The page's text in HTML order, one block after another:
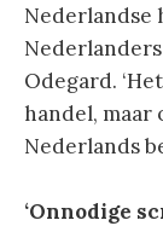
Nederlandse
Odegard.
handel, maar
Nederlands
‘Onnodige